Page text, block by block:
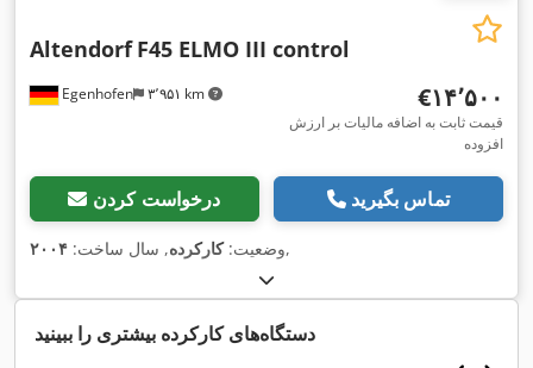
Egenhofen ۳٬۹۵۱ km
Altendorf F45 ELMO III control
‎€۱۴٬۵۰۰
قیمت ثابت به اضافه مالیات بر ارزش
افزوده
درخواست کردن تماس بگیرید
وضعیت:کارکرده, سال ساخت: ۲۰۰۴ ,
دستگاه‌های کارکرده بیشتری را ببینید